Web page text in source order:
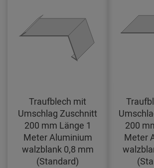
Traufblech mit
Umschlag Zuschnitt
200 mm Länge 1
Meter Aluminium
walzblank 0,8 mm
(Standard)
200
Meter